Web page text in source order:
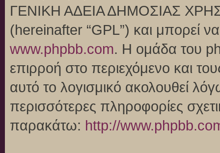
ΓΕΝΙΚΗ ΑΔΕΙΑ ΔΗΜΟΣΙΑΣ
(hereinafter “GPL”) και μπορεί
www.phpbb.com. Η ομάδα του
επιρροή στο περιεχόμενο και
αυτό το λογισμικό ακολουθεί
περισσότερες πληροφορίες
παρακάτω: http://